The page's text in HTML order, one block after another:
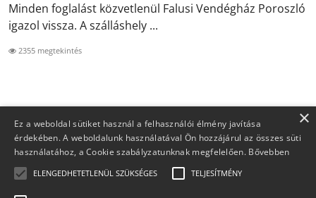
Minden foglalást közvetlenül Falusi Vendégház Poroszló
igazol vissza. A szálláshely ...
2355 megtekintés
×
Ez a weboldal sütiket használ a felhasználói élmény javítása
érdekében. A weboldalunk használatával Ön hozzájárul az összes süti
használatához, a Cookie szabályzatunknak megfelelően. Bővebben
ELENGEDHETETLENÜL SZÜKSÉGES TELJESÍTMÉNY